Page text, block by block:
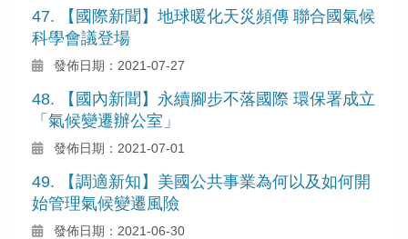
47. 【國際新聞】地球暖化天災頻傳 聯合國氣候
科學會議登場
發佈日期：2021-07-27
48. 【國內新聞】永續腳步不落國際 環保署成立
「氣候變遷辦公室」
發佈日期：2021-07-01
49. 【調適新知】美國公共事業為何以及如何開
始管理氣候變遷風險
發佈日期：2021-06-30